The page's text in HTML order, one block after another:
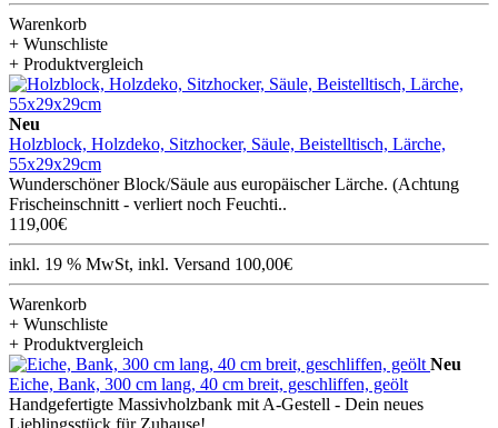
Warenkorb
+ Wunschliste
+ Produktvergleich
Neu
Holzblock, Holzdeko, Sitzhocker, Säule, Beistelltisch, Lärche,
55x29x29cm
Wunderschöner Block/Säule aus europäischer Lärche. (Achtung
Frischeinschnitt - verliert noch Feuchti..
119,00€
inkl. 19 % MwSt, inkl. Versand 100,00€
Warenkorb
+ Wunschliste
+ Produktvergleich
Neu
Eiche, Bank, 300 cm lang, 40 cm breit, geschliffen, geölt
Handgefertigte Massivholzbank mit A-Gestell - Dein neues
Lieblingsstück für Zuhause! ..